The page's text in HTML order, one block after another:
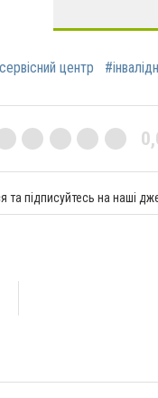
центр
та підписуйтесь на наші